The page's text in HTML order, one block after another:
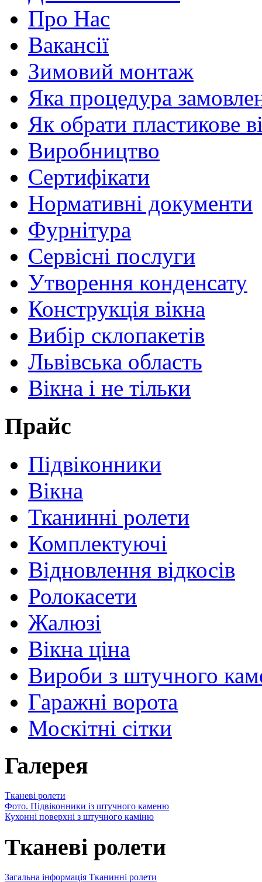
Про Нас
Вакансії
Зимовий монтаж
Яка процедура
Як обрати пластикове
Виробництво
Сертифікати
Нормативні документи
Фурнітура
Сервісні послуги
Утворення конденсату
Конструкція вікна
Вибір склопакетів
Львівська область
Вікна і не тільки
Прайс
Підвіконники
Вікна
Тканинні ролети
Комплектуючі
Відновлення відкосів
Ролокасети
Жалюзі
Вікна ціна
Вироби з штучного
Гаражні ворота
Москітні сітки
Галерея
Тканеві ролети
Фото. Підвіконники із штучного каменю
Кухонні поверхні з штучного каміню
Тканеві ролети
Загальна інформація Тканинні ролети